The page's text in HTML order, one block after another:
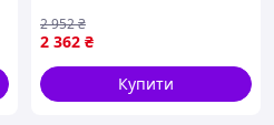
без ручки, з фільтром
2 362 ₴
2 952₴
Купити